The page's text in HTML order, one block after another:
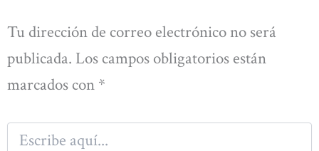
Tu dirección de correo electrónico no será
publicada. Los campos obligatorios están
marcados con *
Escribe
aquí...